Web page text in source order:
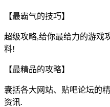
【最霸气的技巧】
超级攻略,给你最给力的游戏
料!
【最精品的攻略】
囊括各大网站、贴吧论坛的
资讯.